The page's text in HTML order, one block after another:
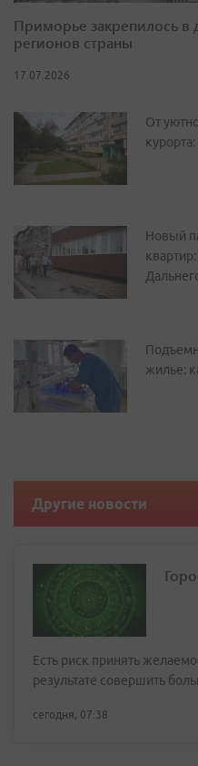
Приморье закрепилось в
регионов страны
17.07.2026
От
Новый
жилье:
Другие новости
Есть риск принять
результате совершить
сегодня, 07:38